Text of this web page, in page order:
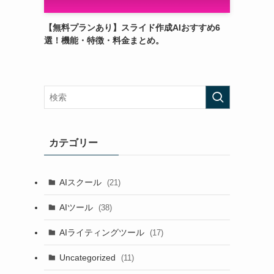
【無料プランあり】スライド作成AIおすすめ6
選！機能・特徴・料金まとめ。
カテゴリー
AIスクール (21)
AIツール (38)
AIライティングツール (17)
Uncategorized (11)